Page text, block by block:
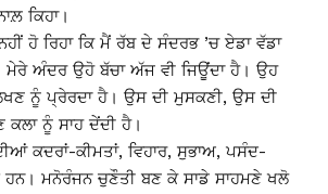
ਕਿਹਾ।
ਹੋ ਰਿਹਾ ਕਿ ਮੈਂ ਰੱਬ ਦੇ ਸੰਦਰਭ ’ਚ ਏਡਾ ਵੱਡਾ
ਮੇਰੇ ਅੰਦਰ ਉਹੋ ਬੱਚਾ ਅੱਜ ਵੀ ਜਿਊਂਦਾ ਹੈ। ਉਹ
ਨੂੰ ਪ੍ਰੇਰਦਾ ਹੈ। ਉਸ ਦੀ ਮੁਸਕਣੀ, ਉਸ ਦੀ
ਕਲਾ ਨੂੰ ਸਾਹ ਦੇਂਦੀ ਹੈ।
ਕਦਰਾਂ-ਕੀਮਤਾਂ, ਵਿਹਾਰ, ਸੁਭਾਅ, ਪਸੰਦ-
ਮਨੋਰੰਜਨ ਚੁਣੌਤੀ ਬਣ ਕੇ ਸਾਡੇ ਸਾਹਮਣੇ ਖਲੋ